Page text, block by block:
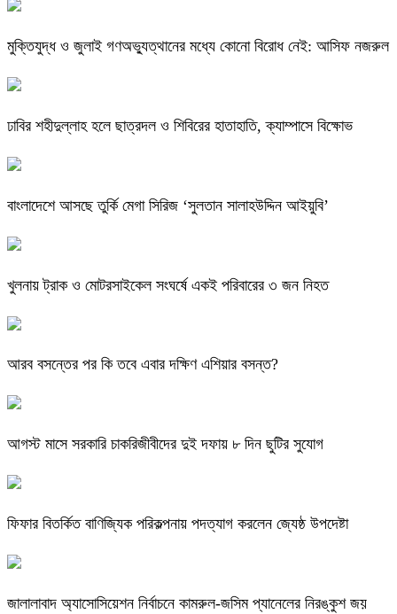
মুক্তিযুদ্ধ ও জুলাই গণঅভ্যুত্থানের মধ্যে কোনো বিরোধ নেই: আসিফ নজরুল
ঢাবির শহীদুল্লাহ হলে ছাত্রদল ও শিবিরের হাতাহাতি, ক্যাম্পাসে বিক্ষোভ
বাংলাদেশে আসছে তুর্কি মেগা সিরিজ ‘সুলতান সালাহউদ্দিন আইয়ুবি’
খুলনায় ট্রাক ও মোটরসাইকেল সংঘর্ষে একই পরিবারের ৩ জন নিহত
আরব বসন্তের পর কি তবে এবার দক্ষিণ এশিয়ার বসন্ত?
আগস্ট মাসে সরকারি চাকরিজীবীদের দুই দফায় ৮ দিন ছুটির সুযোগ
ফিফার বিতর্কিত বাণিজ্যিক পরিকল্পনায় পদত্যাগ করলেন জ্যেষ্ঠ উপদেষ্টা
জালালাবাদ অ্যাসোসিয়েশন নির্বাচনে কামরুল-জসিম প্যানেলের নিরঙ্কুশ জয়